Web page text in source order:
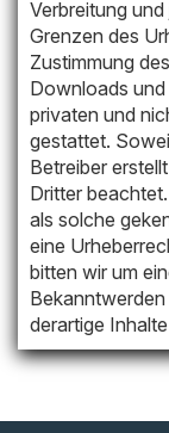
Verbreitung
Grenzen des
Zustimmung
Downloads
privaten und
gestattet.
Betreiber
Dritter
als solche
eine
bitten wir um
derartige